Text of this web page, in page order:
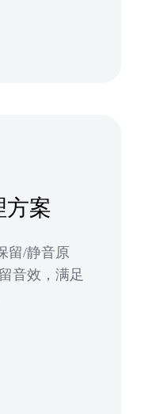
方案
留/静音原
音效，满足